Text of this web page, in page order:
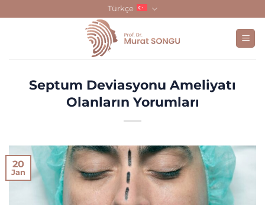
Türkçe
Septum Deviasyonu Ameliyatı
Olanların Yorumları
20
Jan